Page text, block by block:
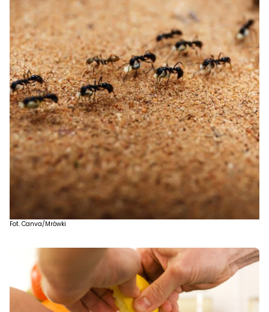
Fot. Canva/Mrówki